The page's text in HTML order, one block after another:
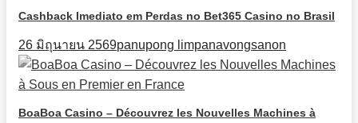
Cashback Imediato em Perdas no Bet365 Casino no Brasil
26 มิถุนายน 2569panupong limpanavongsanon
BoaBoa Casino – Découvrez les Nouvelles Machines à